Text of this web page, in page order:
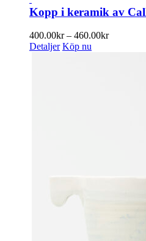
alternativen
kan
på
produktsidan
har
flera
varianter.
De
olika
Kopp i keramik av
400.00kr – 460.00kr
Detaljer Köp nu